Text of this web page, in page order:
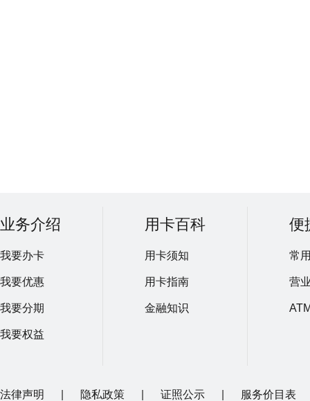
业务介绍
我要办卡
我要优惠
我要分期
我要权益
用卡百科
用卡须知
用卡指南
金融知识
便
常
营
法律声明 隐私政策 证照公示 服务价目表